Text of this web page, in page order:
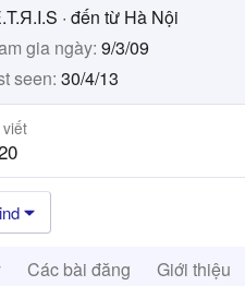
· đến từ Hà Nội
gia ngày 9/3/09
seen 30/4/13
viết
Các bài đăng Giới thiệu